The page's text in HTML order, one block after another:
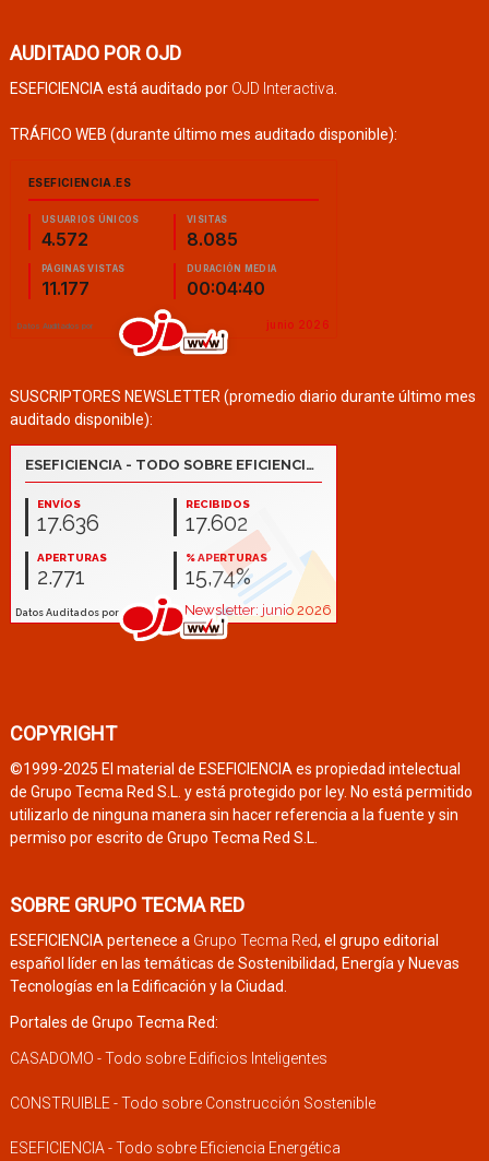
AUDITADO POR OJD
ESEFICIENCIA está auditado por OJD Interactiva
TRÁFICO WEB (durante último mes auditado disponible):
SUSCRIPTORES NEWSLETTER (promedio diario durante último mes
auditado disponible):
COPYRIGHT
©1999-2025 El material de ESEFICIENCIA es propiedad intelectual
de Grupo Tecma Red S.L. y está protegido por ley. No está permitido
utilizarlo de ninguna manera sin hacer referencia a la fuente y sin
permiso por escrito de Grupo Tecma Red S.L.
SOBRE GRUPO TECMA RED
ESEFICIENCIA pertenece a Grupo Tecma Red, el grupo editorial
español líder en las temáticas de Sostenibilidad, Energía y Nuevas
Tecnologías en la Edificación y la Ciudad.
Portales de Grupo Tecma Red:
CASADOMO - Todo sobre Edificios Inteligentes
CONSTRUIBLE - Todo sobre Construcción Sostenible
ESEFICIENCIA - Todo sobre Eficiencia Energética